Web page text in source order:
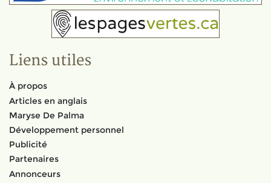
Liens utiles
À propos
Articles en anglais
Maryse De Palma
Développement personnel
Publicité
Partenaires
Annonceurs